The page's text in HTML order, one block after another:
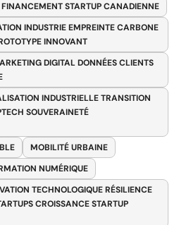
FINANCEMENT STARTUP CANADIENNE
INDUSTRIE EMPREINTE CARBONE
INNOVANT
DIGITAL DONNÉES CLIENTS
INDUSTRIELLE TRANSITION
SOUVERAINETÉ
MOBILITÉ URBAINE
NUMÉRIQUE
TECHNOLOGIQUE RÉSILIENCE
CROISSANCE STARTUP